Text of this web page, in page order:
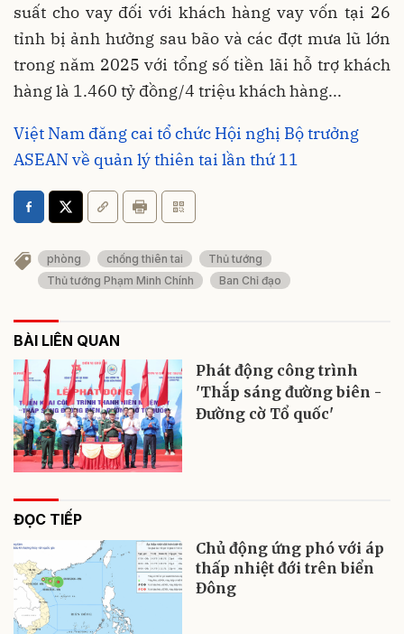
suất cho vay đối với khách hàng vay vốn tại 26
tỉnh bị ảnh hưởng sau bão và các đợt mưa lũ lớn
trong năm 2025 với tổng số tiền lãi hỗ trợ khách
hàng là 1.460 tỷ đồng/4 triệu khách hàng...
Việt Nam đăng cai tổ chức Hội nghị Bộ trưởng
ASEAN về quản lý thiên tai lần thứ 11
phòng chống thiên tai
Thủ tướng
Thủ tướng Phạm Minh Chính
Ban Chỉ đạo
BÀI LIÊN QUAN
Phát động công trình
'Thắp sáng đường biên -
Đường cờ Tổ quốc'
ĐỌC TIẾP
Chủ động ứng phó với áp
thấp nhiệt đới trên biển
Đông